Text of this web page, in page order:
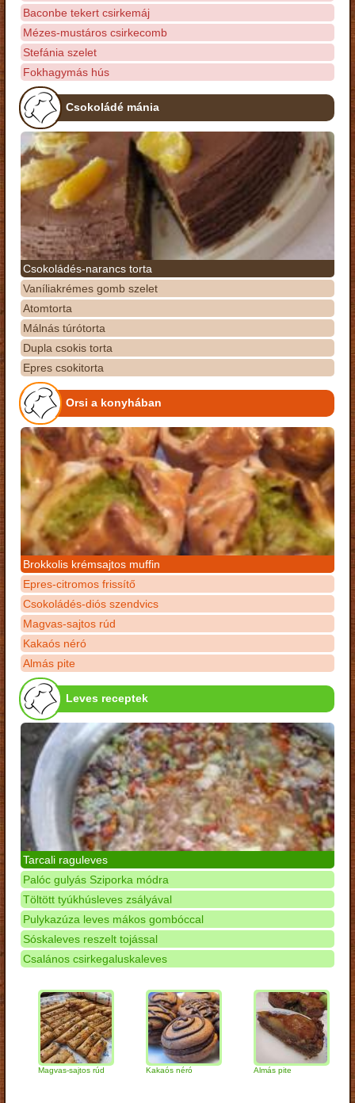
Baconbe tekert csirkemáj
Mézes-mustáros csirkecomb
Stefánia szelet
Fokhagymás hús
Csokoládé mánia
Csokoládés-narancs torta
Vaníliakrémes gomb szelet
Atomtorta
Málnás túrótorta
Dupla csokis torta
Epres csokitorta
Orsi a konyhában
Brokkolis krémsajtos muffin
Epres-citromos frissítő
Csokoládés-diós szendvics
Magvas-sajtos rúd
Kakaós néró
Almás pite
Leves receptek
Tarcali raguleves
Palóc gulyás Sziporka módra
Töltött tyúkhúsleves zsályával
Pulykazúza leves mákos gombóccal
Sóskaleves reszelt tojással
Csalános csirkegaluskaleves
Magvas-sajtos rúd Kakaós néró Almás pite